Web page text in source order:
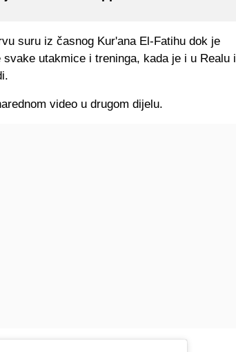
suru iz časnog Kur'ana El-Fatihu dok je
utakmice i treninga, kada je i u Realu i
video u drugom dijelu.